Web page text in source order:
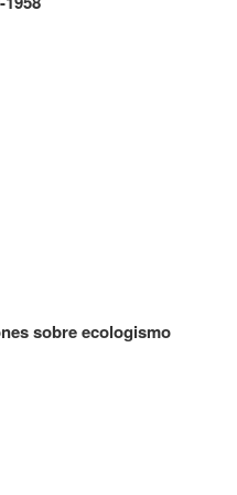
sobre ecologismo